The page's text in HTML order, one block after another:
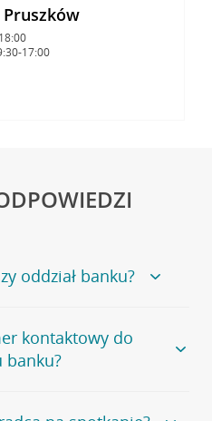
Pruszków
17:00
oddział banku?
banku, zapraszamy na
, na której znajduje się
kontaktowy do
banku?
ogólnego numeru